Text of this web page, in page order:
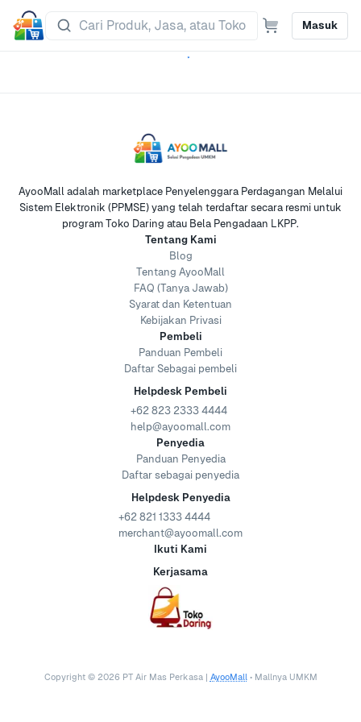
Masuk
AyooMall adalah marketplace Penyelenggara Perdagangan Melalui
Sistem Elektronik (PPMSE) yang telah terdaftar secara resmi untuk
program Toko Daring atau Bela Pengadaan LKPP.
Tentang Kami
Blog
Tentang AyooMall
FAQ (Tanya Jawab)
Syarat dan Ketentuan
Kebijakan Privasi
Pembeli
Panduan Pembeli
Daftar Sebagai pembeli
Helpdesk Pembeli
+62 823 2333 4444
help@ayoomall.com
Penyedia
Panduan Penyedia
Daftar sebagai penyedia
Helpdesk Penyedia
+62 821 1333 4444
merchant@ayoomall.com
Ikuti Kami
Kerjasama
Copyright © 2026 PT Air Mas Perkasa | AyooMall • Mallnya UMKM